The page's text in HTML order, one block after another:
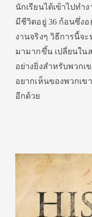
นักเรียนได้เข้าไปทำ
มีชีวิตอยู่ 36 ก้อนซึ่งอ
งานจริงๆ วิธีการนี้จ
มามากขึ้น เปลี่ยนใน
อย่างยิ่งสำหรับพวกเ
อยากเห็นของพวกเข
อีกด้วย